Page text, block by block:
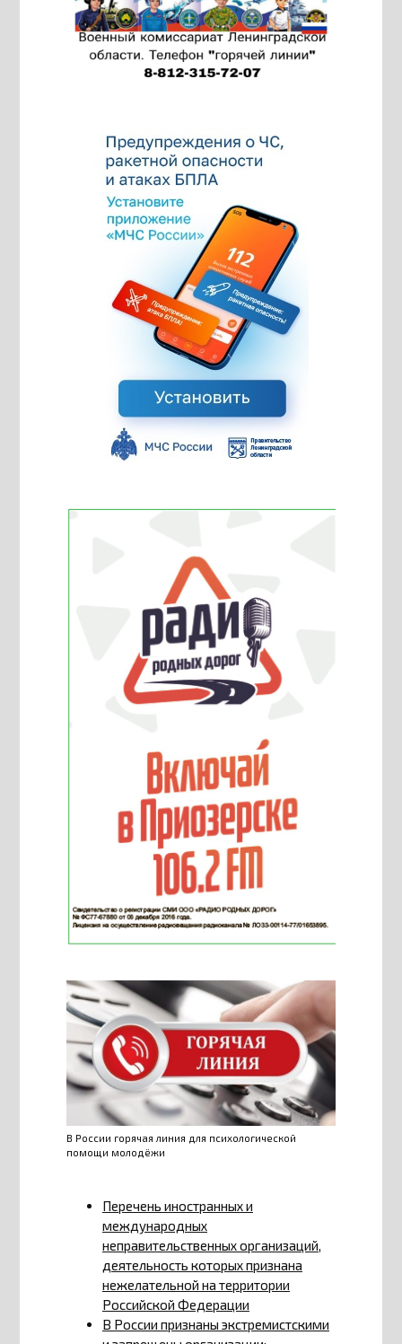
В России горячая линия для психологической
помощи молодёжи
Перечень иностранных и
международных
неправительственных организаций,
деятельность которых признана
нежелательной на территории
Российской Федерации
В России признаны экстремистскими